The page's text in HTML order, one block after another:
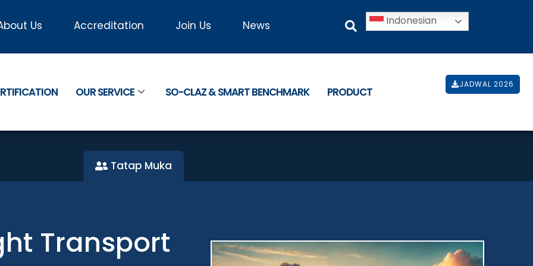
Us Accreditation Join Us News Indonesian
OUR SERVICE SO-CLAZ & SMART BENCHMARK PRODUCT
JADWAL 2026
Tatap Muka
Transport